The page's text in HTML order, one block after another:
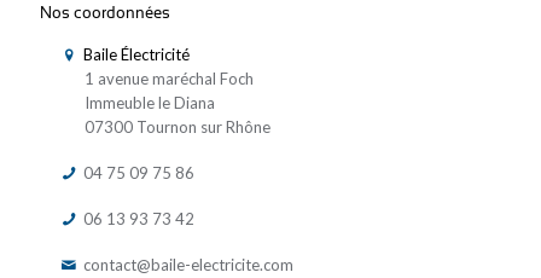
Nos coordonnées
Baile Électricité
1 avenue maréchal Foch
Immeuble le Diana
07300 Tournon sur Rhône
04 75 09 75 86
06 13 93 73 42
contact@baile-electricite.com